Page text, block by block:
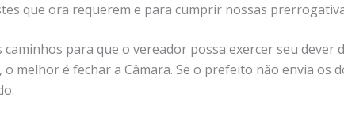
que ora requerem e para cumprir nossas
para que o vereador possa exercer seu dever
melhor é fechar a Câmara. Se o prefeito não envia os